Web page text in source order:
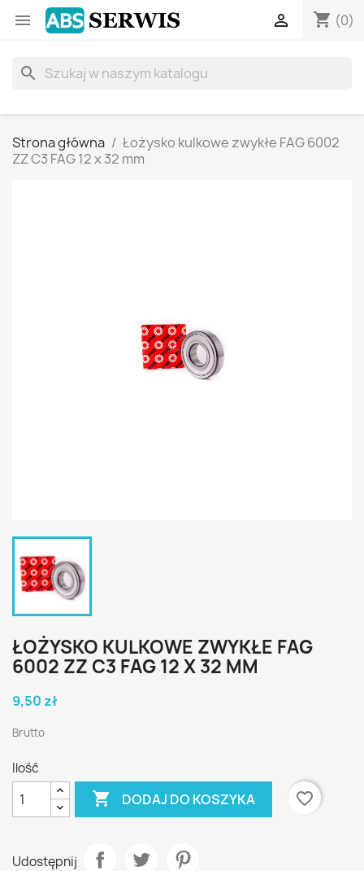
 shopping_cart (0)

search
Strona główna
Łożysko kulkowe zwykłe FAG 6002
ZZ C3 FAG 12 x 32 mm
ŁOŻYSKO KULKOWE ZWYKŁE FAG
6002 ZZ C3 FAG 12 X 32 MM
9,50 zł
Brutto
Ilość
 DODAJ DO KOSZYKA favorite_border
Udostępnij